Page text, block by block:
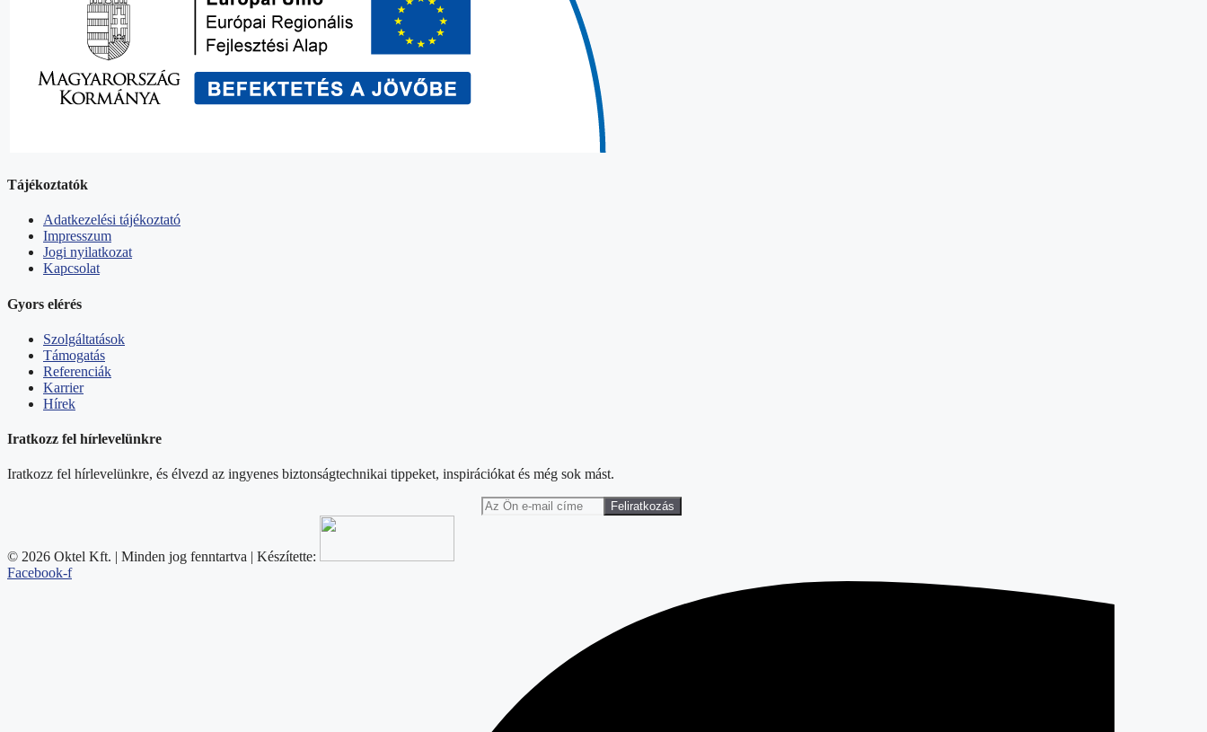
Tájékoztatók
Adatkezelési tájékoztató
Impresszum
Jogi nyilatkozat
Kapcsolat
Gyors elérés
Szolgáltatások
Támogatás
Referenciák
Karrier
Hírek
Iratkozz fel hírlevelünkre
Iratkozz fel hírlevelünkre, és élvezd az ingyenes biztonságtechnikai tippeket, inspirációkat és még sok mást.
© 2026 Oktel Kft. | Minden jog fenntartva | Készítette:
Facebook-f